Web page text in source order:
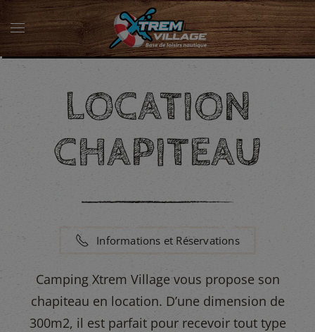
LOCATION
CHAPITEAU
Informations et Réservations
Camping Xtrem Village vous propose son
chapiteau en location. D’une dimension de
300m2, il est parfait pour recevoir tout type